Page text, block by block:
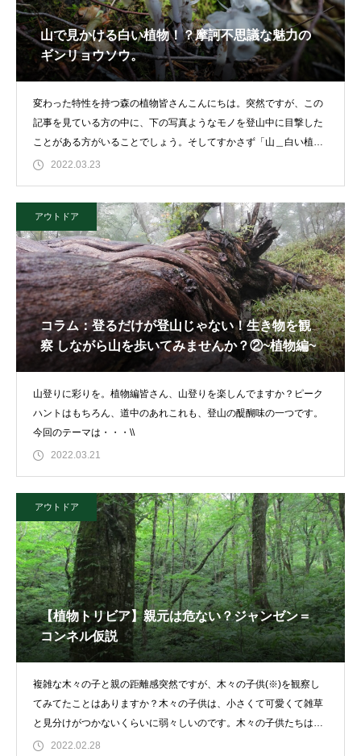
山で見かける白い植物！？摩訶不思議な魅力の
ギンリョウソウ。
変わった特性を持つ森の植物皆さんこんにちは。突然ですが、この
記事を見ている方の中に、下の写真ようなモノを登山中に目撃した
ことがある方がいることでしょう。そしてすかさず「山＿白い植物
＿棒」などのキー
2022.03.23
アウトドア
コラム：登るだけが登山じゃない！生き物を観
察 しながら山を歩いてみませんか？②~植物編~
山登りに彩りを。植物編皆さん、山登りを楽しんでますか？ピーク
ハントはもちろん、道中のあれこれも、登山の醍醐味の一つです。
今回のテーマは・・・\\
2022.03.21
アウトドア
【植物トリビア】親元は危ない？ジャンゼン＝
コンネル仮説
複雑な木々の子と親の距離感突然ですが、木々の子供(※)を観察し
てみてたことはありますか？木々の子供は、小さくて可愛くて雑草
と見分けがつかないくらいに弱々しいのです。木々の子供たちは生
まれた2022.02.28